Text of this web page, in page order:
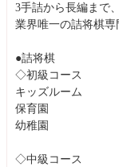
3手詰から長編まで
業界唯一の詰将棋専
●詰将棋
◇初級コース
キッズルーム
保育園
幼稚園
◇中級コース